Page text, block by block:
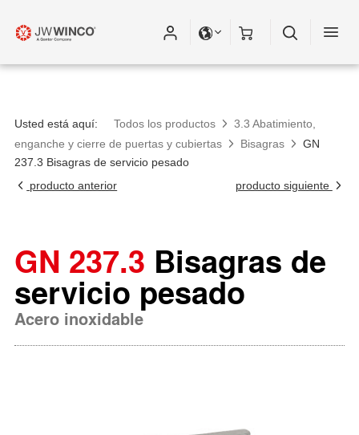
Usted está aquí: Todos los productos
3.3 Abatimiento,
enganche y cierre de puertas y cubiertas
Bisagras
GN
237.3 Bisagras de servicio pesado
producto anterior
producto siguiente
GN 237.3 Bisagras de
servicio pesado
Acero inoxidable